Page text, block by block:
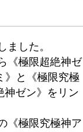
ました。
《極限超絶神ゼ
》と《極限究極
神ゼン》をリン
《極限究極神ア